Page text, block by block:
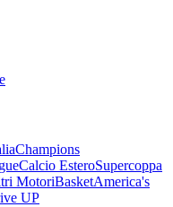
Champions
Calcio EsteroSupercoppa
MotoriBasketAmerica's
UP